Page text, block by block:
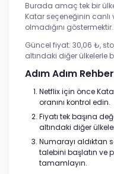
Burada amaç tek bir
Katar seçeneğinin
olmadığını göstermektir.
Güncel fiyat: 30,06 ₺,
altındaki diğer ülkelerle
Adım Adım Rehber
Netflix için önce
oranını kontrol edin.
Fiyatı tek başına
altındaki diğer
Numarayı aldıktan
talebini başlatın ve
tamamlayın.